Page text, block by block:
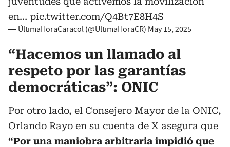
en… pic.twitter.com/Q4Bt7E8H4S
— ÚltimaHoraCaracol (@UltimaHoraCR) May 15, 2025
“Hacemos un llamado al
respeto por las garantías
democráticas”: ONIC
Por otro lado, el Consejero Mayor de la ONIC,
Orlando Rayo en su cuenta de X asegura que
“Por una maniobra arbitraria impidió que